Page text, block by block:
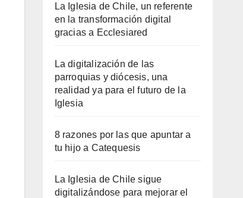
La Iglesia de Chile, un referente
en la transformación digital
gracias a Ecclesiared
La digitalización de las
parroquias y diócesis, una
realidad ya para el futuro de la
Iglesia
8 razones por las que apuntar a
tu hijo a Catequesis
La Iglesia de Chile sigue
digitalizándose para mejorar el